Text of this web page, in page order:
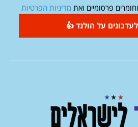
פרסומיים ואת מדיניות הפרטיות
על הולנד 👍